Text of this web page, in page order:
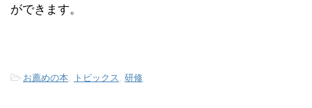
ができます。
-お薦めの本 トピックス 研修